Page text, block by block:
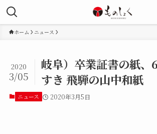
ホーム ニュース
岐阜）卒業証書の紙、
すき 飛騨の山中和紙
2020
3/05
ニュース 2020年3月5日